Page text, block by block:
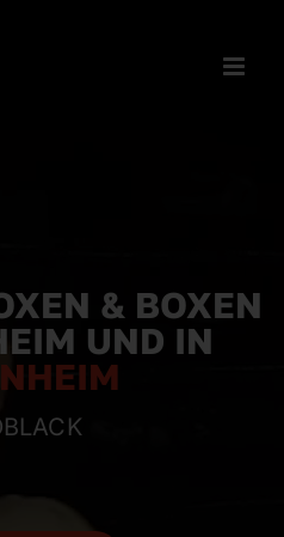
& BOXEN
UND IN